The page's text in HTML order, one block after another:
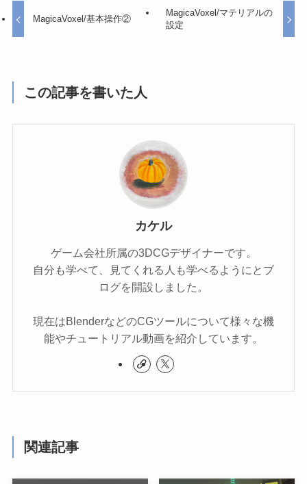
MagicaVoxel/基本操作②
MagicaVoxel/マテリアルの
設定
この記事を書いた人
カケル
ゲーム会社所属の3DCGデザイナーです。
自分も学べて、見てくれる人も学べるようにとブ
ログを開設しました。
現在はBlenderなどのCGツールについて様々な機
能やチュートリアル動画を紹介しています。
関連記事